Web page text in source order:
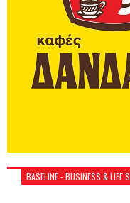
BASELINE - BUSINESS & LIFE